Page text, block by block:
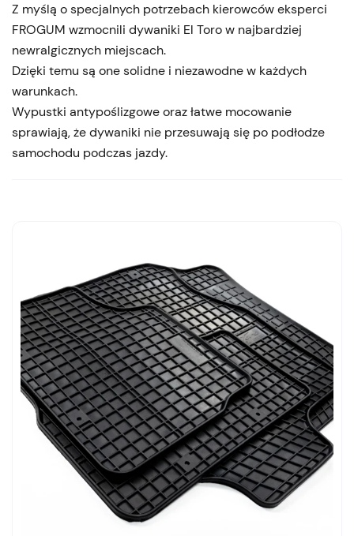
Z myślą o specjalnych potrzebach kierowców eksperci
FROGUM wzmocnili dywaniki El Toro w najbardziej
newralgicznych miejscach.
Dzięki temu są one solidne i niezawodne w każdych
warunkach.
Wypustki antypoślizgowe oraz łatwe mocowanie
sprawiają, że dywaniki nie przesuwają się po podłodze
samochodu podczas jazdy.